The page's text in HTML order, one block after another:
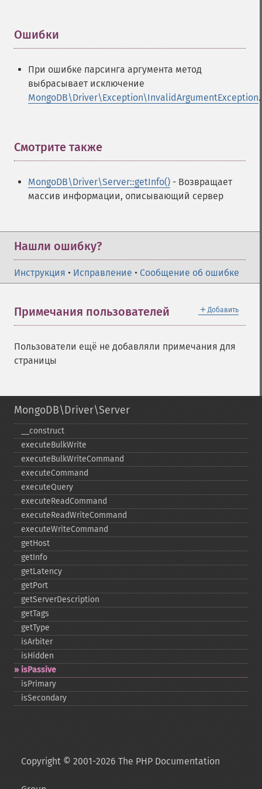
Ошибки
При ошибке парсинга аргумента метод
выбрасывает исключение
MongoDB\Driver\Exception\InvalidArgumentException.
Смотрите также
MongoDB\Driver\Server::getInfo() - Возвращает
массив информации, описывающий сервер
Нашли ошибку?
Инструкция • Исправление • Сообщение об ошибке
＋ Добавить
Примечания пользователей
Пользователи ещё не добавляли примечания для
страницы
MongoDB\Driver\Server
_​_​construct
executeBulkWrite
executeBulkWriteCommand
executeCommand
executeQuery
executeReadCommand
executeReadWriteCommand
executeWriteCommand
getHost
getInfo
getLatency
getPort
getServerDescription
getTags
getType
isArbiter
isHidden
isPassive
isPrimary
isSecondary
Copyright © 2001-2026 The PHP Documentation